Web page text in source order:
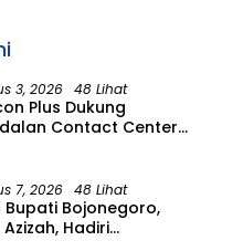
3, 2026 48 Lihat
Plus Dukung
Contact Center
7, 2026 48 Lihat
Bupati Bojonegoro,
Azizah, Hadiri